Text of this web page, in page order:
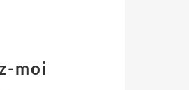
moi